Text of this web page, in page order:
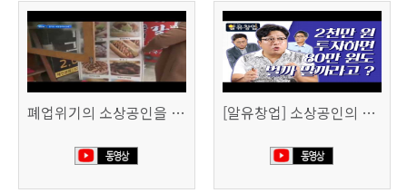
폐업위기의 소상공인을 돕습니다 (SBS생활경제) [알유창업] 소상공인의 창업자금, 어떻게 마련할까